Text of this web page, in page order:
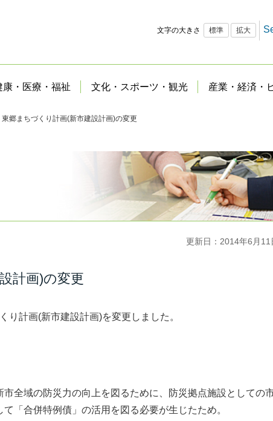
文字の大きさ 標準 拡大
康・医療・福祉 文化・スポーツ・観光 産業・経済・
東郷まちづくり計画(新市建設計画)の変更
更新日：2014年6月11
計画)の変更
り計画(新市建設計画)を変更しました。
全域の防災力の向上を図るために、防災拠点施設としての
「合併特例債」の活用を図る必要が生じたため。